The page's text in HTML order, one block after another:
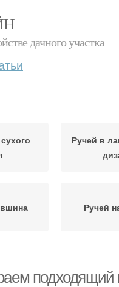
дачного участка
Ручей в
Ручей
подходящий